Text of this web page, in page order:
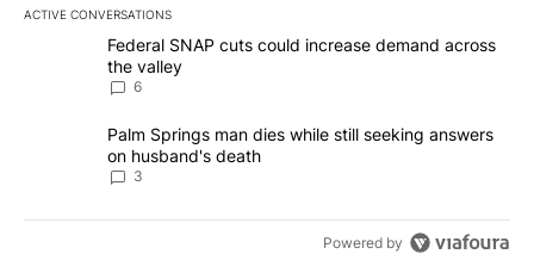
ACTIVE CONVERSATIONS
A trending article titled "Federal SNAP cuts could increase
Federal SNAP cuts could increase demand across
the valley
6
A trending article titled "Palm Springs man dies while still
Palm Springs man dies while still seeking answers
on husband's death
3
Powered by